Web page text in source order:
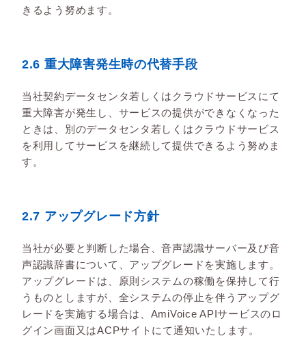
きるよう努めます。
2.6 重大障害発生時の代替手段
当社契約データセンタ若しくはクラウドサービスにて
重大障害が発生し、サービスの提供ができなくなった
ときは、別のデータセンタ若しくはクラウドサービス
を利用してサービスを継続して提供できるよう努めま
す。
2.7 アップグレード方針
当社が必要と判断した場合、音声認識サーバー及び音
声認識辞書について、アップグレードを実施します。
アップグレードは、原則システムの稼働を保持して行
うものとしますが、全システムの停止を伴うアップグ
レードを実施する場合は、AmiVoice APIサービスのロ
グイン画面又はACPサイトにて通知いたします。